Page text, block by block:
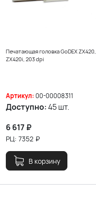
Печатающая головка GoDEX ZX420,
ZX420i, 203 dpi
Артикул: 00-00008311
Доступно:45 шт.
6 617 ₽
РЦ: 7352 ₽
В корзину